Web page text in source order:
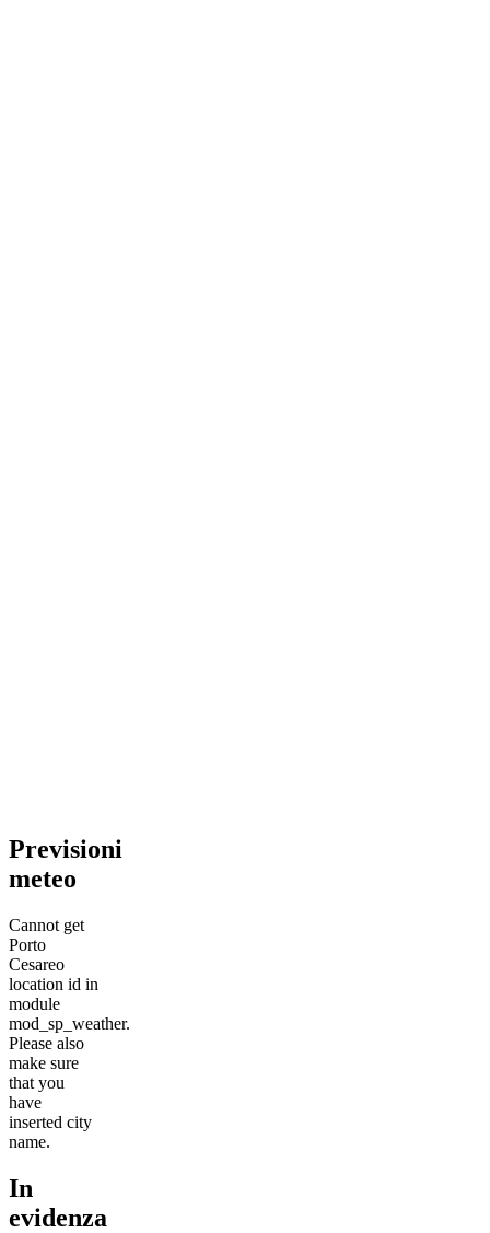
Previsioni
meteo
Cannot get
Porto
Cesareo
location id in
module
mod_sp_weather.
Please also
make sure
that you
have
inserted city
name.
In
evidenza